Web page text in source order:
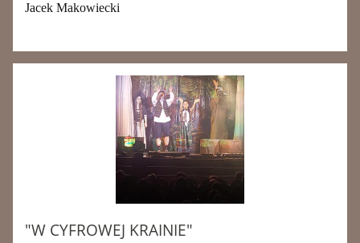
Jacek Makowiecki
"W CYFROWEJ KRAINIE"